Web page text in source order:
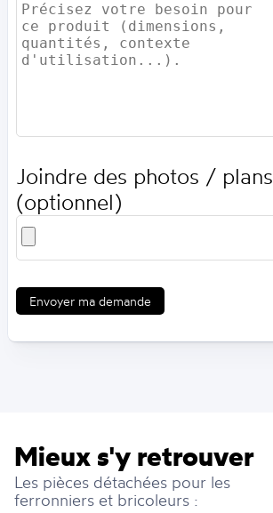
Joindre des photos / plans
(optionnel)
Envoyer ma demande
Mieux s'y retrouver
Les pièces détachées pour les
ferronniers et bricoleurs :